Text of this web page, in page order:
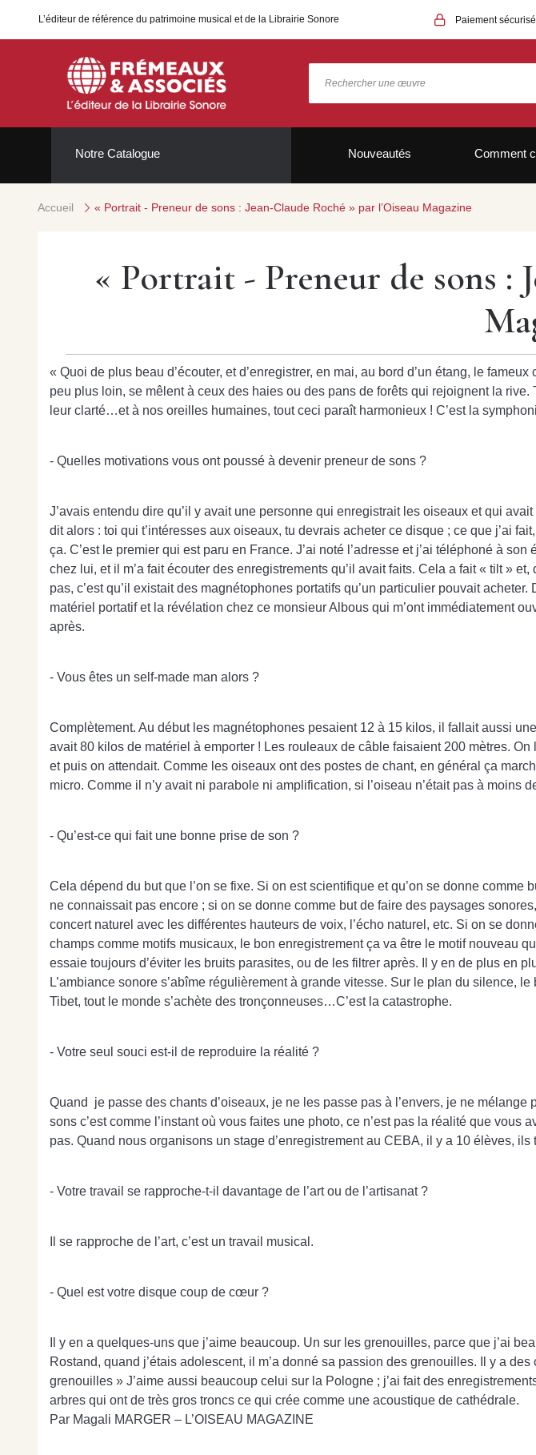
L’éditeur de référence du patrimoine musical et de la Librairie Sonore Paiement sécurisé
Notre Catalogue Nouveautés Comment
Accueil « Portrait - Preneur de sons : Jean-Claude Roché » par l’Oiseau Magazine
« Portrait - Preneur de sons :
« Quoi de plus beau d’écouter, et d’enregistrer, en mai, au bord d’un étang, le
peu plus loin, se mêlent à ceux des haies ou des pans de forêts qui rejoignent la
leur clarté…et à nos oreilles humaines, tout ceci paraît harmonieux ! C’est la
- Quelles motivations vous ont poussé à devenir preneur de sons ?
J’avais entendu dire qu’il y avait une personne qui enregistrait les oiseaux et qui
dit alors : toi qui t’intéresses aux oiseaux, tu devrais acheter ce disque ; ce que j’ai
ça. C’est le premier qui est paru en France. J’ai noté l’adresse et j’ai téléphoné à
chez lui, et il m’a fait écouter des enregistrements qu’il avait faits. Cela a fait « tilt »
pas, c’est qu’il existait des magnétophones portatifs qu’un particulier pouvait
matériel portatif et la révélation chez ce monsieur Albous qui m’ont immédiatement
après.
- Vous êtes un self-made man alors ?
Complètement. Au début les magnétophones pesaient 12 à 15 kilos, il fallait aussi
avait 80 kilos de matériel à emporter ! Les rouleaux de câble faisaient 200 mètres.
et puis on attendait. Comme les oiseaux ont des postes de chant, en général ça
micro. Comme il n’y avait ni parabole ni amplification, si l’oiseau n’était pas à
- Qu’est-ce qui fait une bonne prise de son ?
Cela dépend du but que l’on se fixe. Si on est scientifique et qu’on se donne comme
ne connaissait pas encore ; si on se donne comme but de faire des paysages
concert naturel avec les différentes hauteurs de voix, l’écho naturel, etc. Si on se
champs comme motifs musicaux, le bon enregistrement ça va être le motif nouveau
essaie toujours d’éviter les bruits parasites, ou de les filtrer après. Il y en de plus en
L’ambiance sonore s’abîme régulièrement à grande vitesse. Sur le plan du silence,
Tibet, tout le monde s’achète des tronçonneuses…C’est la catastrophe.
- Votre seul souci est-il de reproduire la réalité ?
Quand je passe des chants d’oiseaux, je ne les passe pas à l’envers, je ne
sons c’est comme l’instant où vous faites une photo, ce n’est pas la réalité que
pas. Quand nous organisons un stage d’enregistrement au CEBA, il y a 10 élèves,
- Votre travail se rapproche-t-il davantage de l’art ou de l’artisanat ?
Il se rapproche de l’art, c’est un travail musical.
- Quel est votre disque coup de cœur ?
Il y en a quelques-uns que j’aime beaucoup. Un sur les grenouilles, parce que j’ai
Rostand, quand j’étais adolescent, il m’a donné sa passion des grenouilles. Il y a
grenouilles » J’aime aussi beaucoup celui sur la Pologne ; j’ai fait des
arbres qui ont de très gros troncs ce qui crée comme une acoustique de cathédrale.
Par Magali MARGER – L’OISEAU MAGAZINE